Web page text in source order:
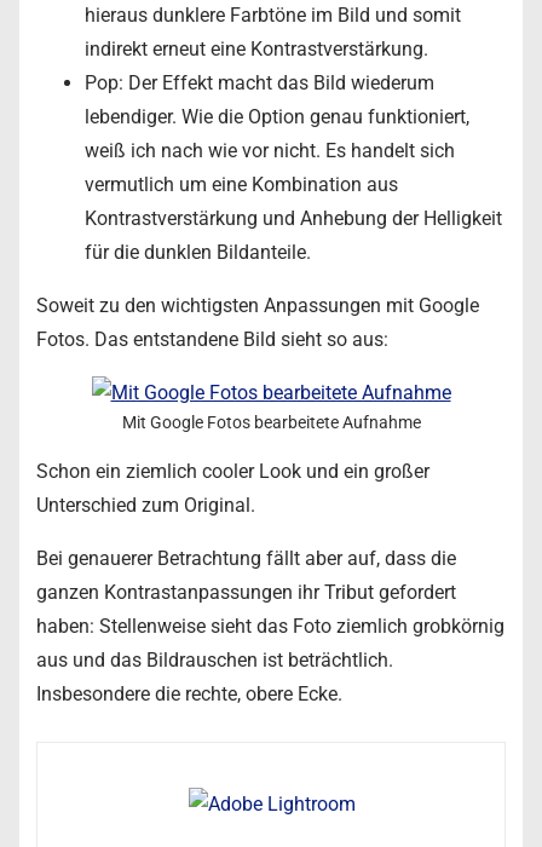
hieraus dunklere Farbtöne im Bild und somit
indirekt erneut eine Kontrastverstärkung.
Pop: Der Effekt macht das Bild wiederum
lebendiger. Wie die Option genau funktioniert,
weiß ich nach wie vor nicht. Es handelt sich
vermutlich um eine Kombination aus
Kontrastverstärkung und Anhebung der Helligkeit
für die dunklen Bildanteile.
Soweit zu den wichtigsten Anpassungen mit Google
Fotos. Das entstandene Bild sieht so aus:
Mit Google Fotos bearbeitete Aufnahme
Schon ein ziemlich cooler Look und ein großer
Unterschied zum Original.
Bei genauerer Betrachtung fällt aber auf, dass die
ganzen Kontrastanpassungen ihr Tribut gefordert
haben: Stellenweise sieht das Foto ziemlich grobkörnig
aus und das Bildrauschen ist beträchtlich.
Insbesondere die rechte, obere Ecke.